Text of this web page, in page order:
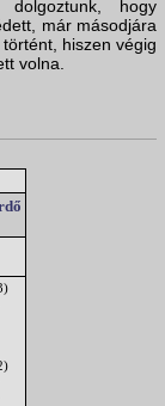
hogy
már másodjára
hiszen végig
volna.